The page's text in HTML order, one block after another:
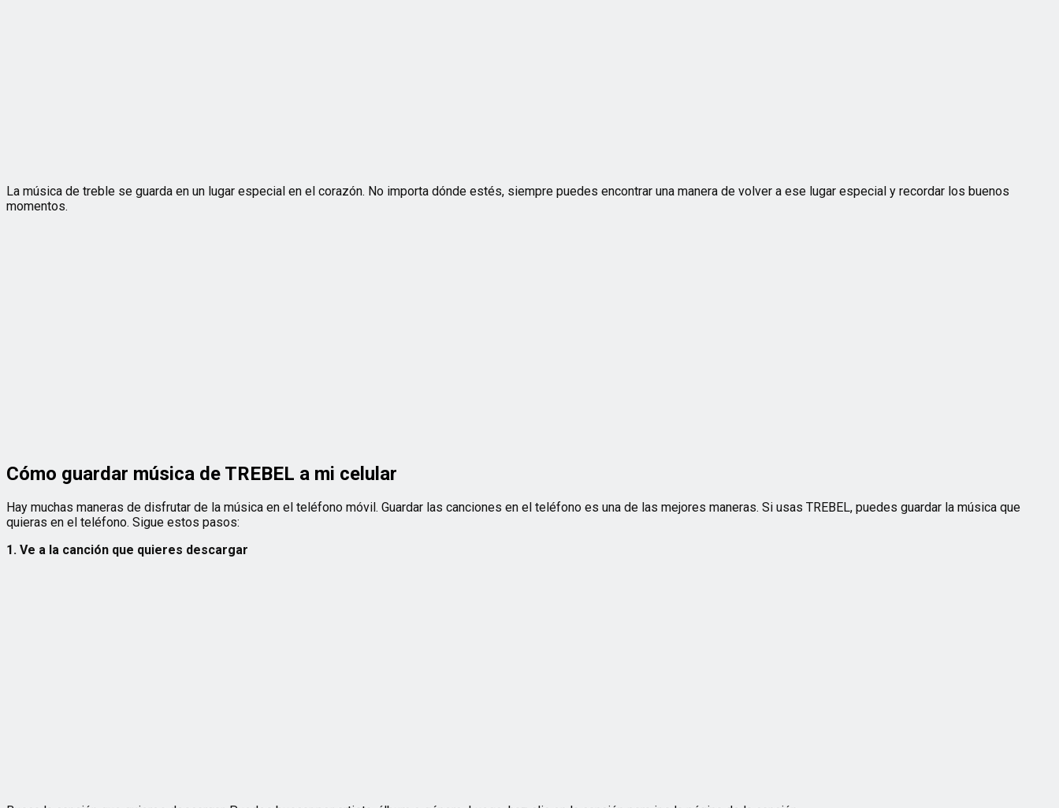
La música de treble se guarda en un lugar especial en el corazón. No importa dónde estés, siempre puedes encontrar una manera de volver a ese lugar especial y recordar los buenos
momentos.
Cómo guardar música de TREBEL a mi celular
Hay muchas maneras de disfrutar de la música en el teléfono móvil. Guardar las canciones en el teléfono es una de las mejores maneras. Si usas TREBEL, puedes guardar la música que
quieras en el teléfono. Sigue estos pasos:
1. Ve a la canción que quieres descargar